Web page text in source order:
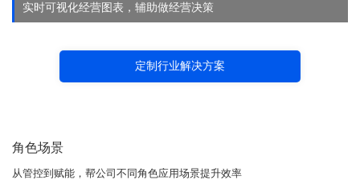
实时可视化经营图表，辅助做经营决策
定制行业解决方案
角色场景
从管控到赋能，帮公司不同角色应用场景提升效率